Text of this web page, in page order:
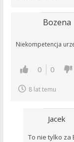
Bozena
Niekompetencja
0 0
8 lat temu
Jacek